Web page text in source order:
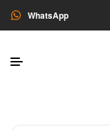
WhatsApp